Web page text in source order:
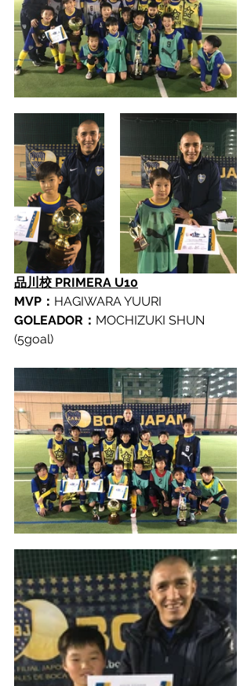
品川校 PRIMERA U10
MVP： HAGIWARA YUURI
GOLEADOR： MOCHIZUKI SHUN
(5goal)